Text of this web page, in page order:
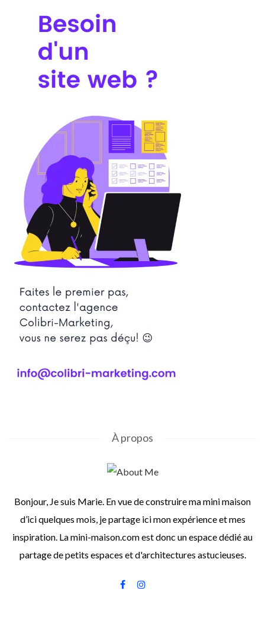
À propos
Bonjour, Je suis Marie. En vue de construire ma mini maison
d’ici quelques mois, je partage ici mon expérience et mes
inspiration. La mini-maison.com est donc un espace dédié au
partage de petits espaces et d'architectures astucieuses.